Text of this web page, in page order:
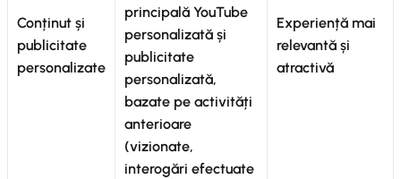
Conținut și
publicitate
personalizate
principală YouTube
personalizată și
publicitate
personalizată,
bazate pe activități
anterioare
(vizionate,
interogări efectuate
Experiență mai
relevantă și
atractivă